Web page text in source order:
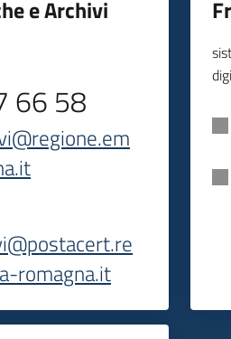
e Archivi
66 58
romagna.it